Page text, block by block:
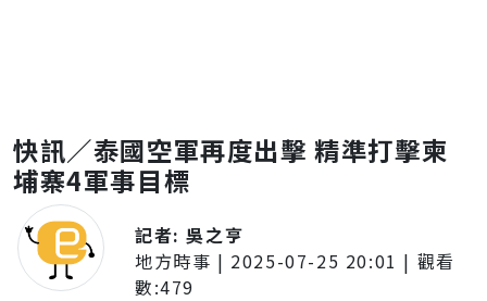
快訊／泰國空軍再度出擊 精準打擊柬
埔寨4軍事目標
記者:吳之亨
地方時事 | 2025-07-25 20:01 | 觀看
數:479